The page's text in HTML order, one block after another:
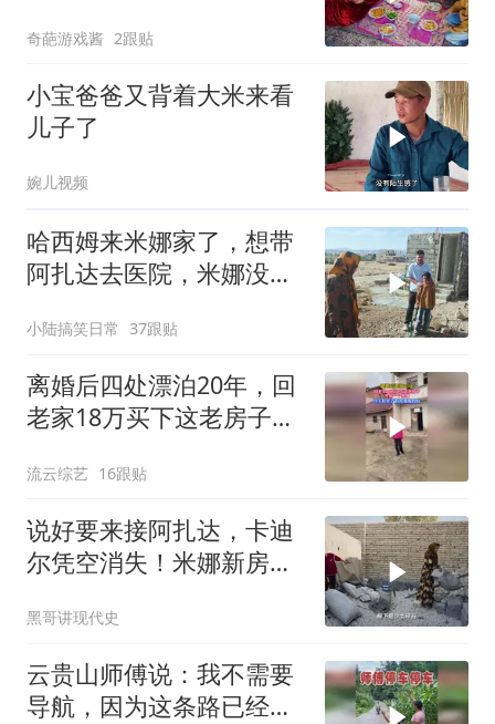
奇葩游戏酱 2跟贴
小宝爸爸又背着大米来看
儿子了
婉儿视频
哈西姆来米娜家了，想带
阿扎达去医院，米娜没答
小陆搞笑日常 37跟贴
离婚后四处漂泊20年，回
老家18万买下这老房子，
流云综艺 16跟贴
说好要来接阿扎达，卡迪
尔凭空消失！米娜新房即
黑哥讲现代史
云贵山师傅说：我不需要
导航，因为这条路已经刻